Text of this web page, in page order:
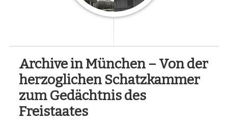
Archive in München – Von der
herzoglichen Schatzkammer
zum Gedächtnis des
Freistaates